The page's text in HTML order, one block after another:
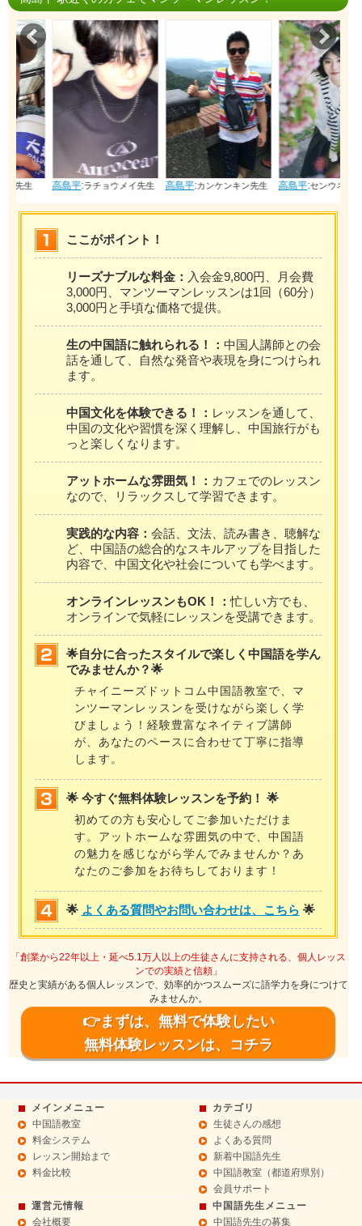
高島平 ラチョウメイ先生 高島平 カンケンキン先生 高島平 センウネイ先生
Prev
ここがポイント！
リーズナブルな料金： 入会金9,800円、月会費
3,000円、マンツーマンレッスンは1回（60分）
3,000円と手頃な価格で提供。
生の中国語に触れられる！： 中国人講師との会
話を通して、自然な発音や表現を身につけられ
ます。
中国文化を体験できる！： レッスンを通して、
中国の文化や習慣を深く理解し、中国旅行がも
っと楽しくなります。
アットホームな雰囲気！： カフェでのレッスン
なので、リラックスして学習できます。
実践的な内容： 会話、文法、読み書き、聴解な
ど、中国語の総合的なスキルアップを目指した
内容で、中国文化や社会についても学べます。
オンラインレッスンもOK！：忙しい方でも、
オンラインで気軽にレッスンを受講できます。
🌟自分に合ったスタイルで楽しく中国語を学ん
でみませんか？🌟
チャイニーズドットコム中国語教室で、マ
ンツーマンレッスンを受けながら楽しく学
びましょう！経験豊富なネイティブ講師
が、あなたのペースに合わせて丁寧に指導
します。
🌟 今すぐ無料体験レッスンを予約！ 🌟
初めての方も安心してご参加いただけま
す。アットホームな雰囲気の中で、中国語
の魅力を感じながら学んでみませんか？あ
なたのご参加をお待ちしております！
🌟 よくある質問やお問い合わせは、こちら 🌟
「創業から22年以上・延べ5.1万人以上の生徒さんに支持される、個人レッス
ンでの実績と信頼」
歴史と実績がある個人レッスンで、効率的かつスムーズに語学力を身につけて
みませんか。
👉まずは、無料で体験したい
無料体験レッスンは、コチラ
メインメニュー
中国語教室
料金システム
レッスン開始まで
料金比較
カテゴリ
生徒さんの感想
よくある質問
新着中国語先生
中国語教室（都道府県別）
会員サポート
運営元情報
会社概要
中国語先生メニュー
中国語先生の募集